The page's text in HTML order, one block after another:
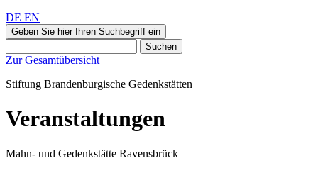
DE EN
Geben Sie hier Ihren Suchbegriff ein
Suchen
Zur Gesamtübersicht
Stiftung Brandenburgische Gedenkstätten
Veranstaltungen
Mahn- und Gedenkstätte Ravensbrück